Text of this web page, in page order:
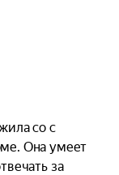
со с
Она умеет
за